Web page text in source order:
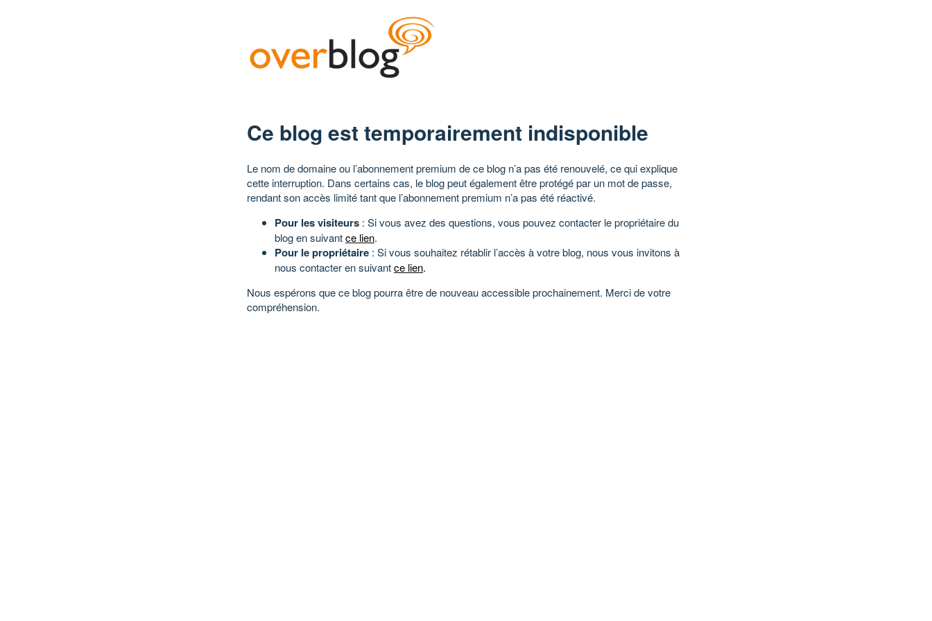
Ce blog est temporairement indisponible
Le nom de domaine ou l’abonnement premium de ce blog n’a pas été renouvelé, ce qui explique
cette interruption. Dans certains cas, le blog peut également être protégé par un mot de passe,
rendant son accès limité tant que l’abonnement premium n’a pas été réactivé.
Pour les visiteurs : Si vous avez des questions, vous pouvez contacter le propriétaire du
blog en suivantce lien.
Pour le propriétaire : Si vous souhaitez rétablir l’accès à votre blog, nous vous invitons à
nous contacter en suivantce lien.
Nous espérons que ce blog pourra être de nouveau accessible prochainement. Merci de votre
compréhension.